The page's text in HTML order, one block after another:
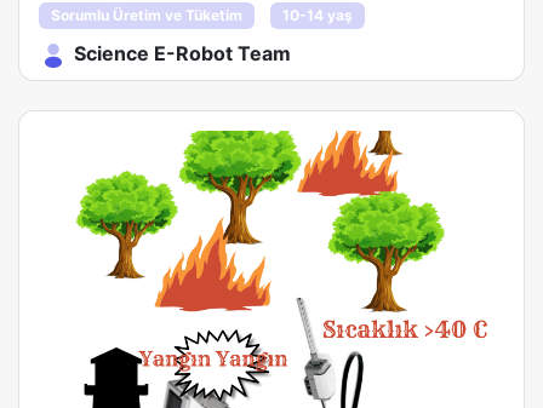
Sorumlu Üretim ve Tüketim 10-14 yaş
Science E-Robot Team